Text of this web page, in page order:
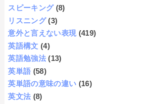
スピーキング (8)
リスニング (3)
意外と言えない表現 (419)
英語構文 (4)
英語勉強法 (13)
英単語 (58)
英単語の意味の違い (16)
英文法 (8)